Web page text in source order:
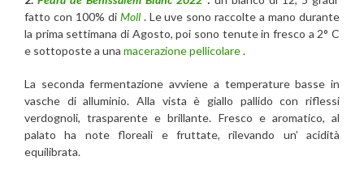
fatto con 100% di Moll . Le uve sono raccolte a mano durante
la prima settimana di Agosto, poi sono tenute in fresco a 2° C
e sottoposte a una macerazione pellicolare.
La seconda fermentazione avviene a temperature basse in
vasche di alluminio. Alla vista è giallo pallido con riflessi
verdognoli, trasparente e brillante. Fresco e aromatico, al
palato ha note floreali e fruttate, rilevando un’ acidità
equilibrata.